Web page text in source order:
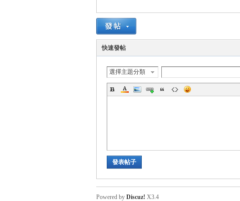
悠
快速發帖
選擇主題分類
發表帖子
Powered by Discuz! X3.4